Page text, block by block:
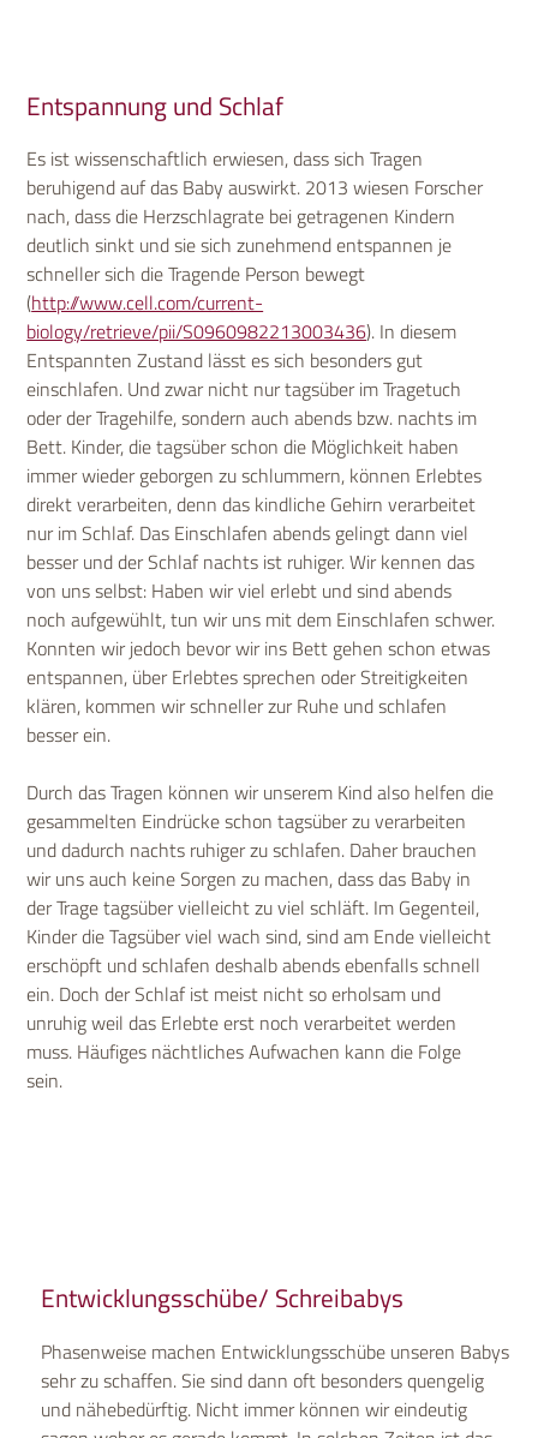
Entspannung und Schlaf
Es ist wissenschaftlich erwiesen, dass sich Tragen
beruhigend auf das Baby auswirkt. 2013 wiesen Forscher
nach, dass die Herzschlagrate bei getragenen Kindern
deutlich sinkt und sie sich zunehmend entspannen je
schneller sich die Tragende Person bewegt
(http://www.cell.com/current-
biology/retrieve/pii/S0960982213003436). In diesem
Entspannten Zustand lässt es sich besonders gut
einschlafen. Und zwar nicht nur tagsüber im Tragetuch
oder der Tragehilfe, sondern auch abends bzw. nachts im
Bett. Kinder, die tagsüber schon die Möglichkeit haben
immer wieder geborgen zu schlummern, können Erlebtes
direkt verarbeiten, denn das kindliche Gehirn verarbeitet
nur im Schlaf. Das Einschlafen abends gelingt dann viel
besser und der Schlaf nachts ist ruhiger. Wir kennen das
von uns selbst: Haben wir viel erlebt und sind abends
noch aufgewühlt, tun wir uns mit dem Einschlafen schwer.
Konnten wir jedoch bevor wir ins Bett gehen schon etwas
entspannen, über Erlebtes sprechen oder Streitigkeiten
klären, kommen wir schneller zur Ruhe und schlafen
besser ein.
Durch das Tragen können wir unserem Kind also helfen die
gesammelten Eindrücke schon tagsüber zu verarbeiten
und dadurch nachts ruhiger zu schlafen. Daher brauchen
wir uns auch keine Sorgen zu machen, dass das Baby in
der Trage tagsüber vielleicht zu viel schläft. Im Gegenteil,
Kinder die Tagsüber viel wach sind, sind am Ende vielleicht
erschöpft und schlafen deshalb abends ebenfalls schnell
ein. Doch der Schlaf ist meist nicht so erholsam und
unruhig weil das Erlebte erst noch verarbeitet werden
muss. Häufiges nächtliches Aufwachen kann die Folge
sein.
Entwicklungsschübe/ Schreibabys
Phasenweise machen Entwicklungsschübe unseren Babys
sehr zu schaffen. Sie sind dann oft besonders quengelig
und nähebedürftig. Nicht immer können wir eindeutig